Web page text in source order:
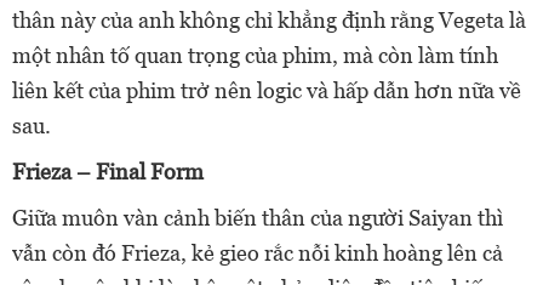
thân này của anh không chỉ khẳng định rằng Vegeta là
một nhân tố quan trọng của phim, mà còn làm tính
liên kết của phim trở nên logic và hấp dẫn hơn nữa về
sau.
Frieza – Final Form
Giữa muôn vàn cảnh biến thân của người Saiyan thì
vẫn còn đó Frieza, kẻ gieo rắc nỗi kinh hoàng lên cả